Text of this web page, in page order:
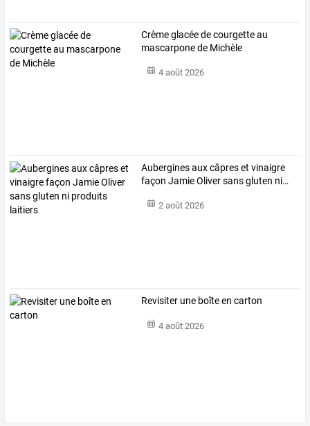
Crème glacée de courgette au
mascarpone de Michèle
4 août 2026
Auberginesauxcâpreset vinaigre
façon JamieOliversansgluten ni…
2 août 2026
Revisiter une boîte en carton
4 août 2026